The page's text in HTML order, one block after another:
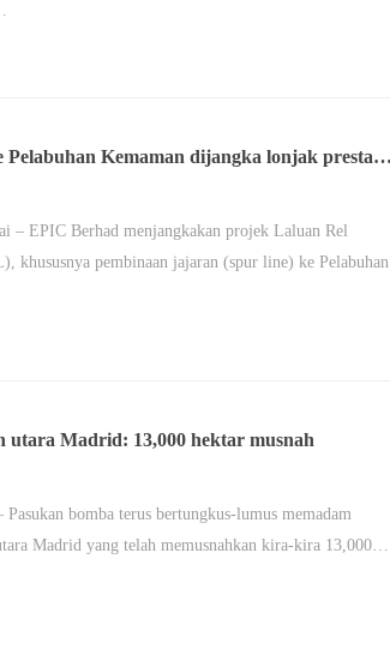
Kemaman dijangka lonjak prestasi
– EPIC Berhad menjangkakan projek Laluan Rel
khususnya pembinaan jajaran (spur line) ke Pelabuhan
utara Madrid: 13,000 hektar musnah
bomba terus bertungkus-lumus memadam
Madrid yang telah memusnahkan kira-kira 13,000…